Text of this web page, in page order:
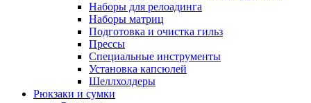
Наборы для релоадинга
Наборы матриц
Подготовка и очистка гильз
Прессы
Специальные инструменты
Установка капсюлей
Шеллхолдеры
Рюкзаки и сумки